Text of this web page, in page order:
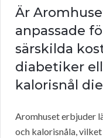
Är
anpassade
särskilda
diabetiker
kalorisnål
Aromhuset erbjuder
och kalorisnåla,